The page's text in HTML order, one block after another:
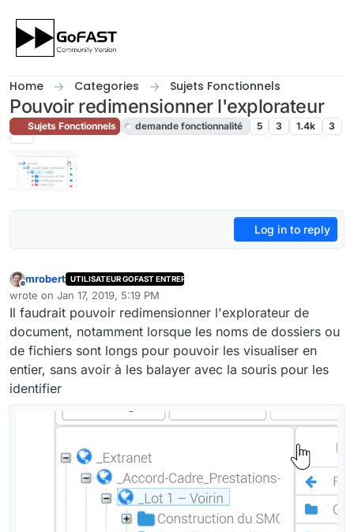
Home Categories Sujets Fonctionnels
Pouvoir redimensionner l'explorateur
Sujets Fonctionnels demande fonctionnalité 5 3 1.4k 3
Log in to reply
Offline
mrobert UTILISATEUR GOFAST ENTREPRISE
wrote on Jan 17, 2019, 5:19 PM
last edited by adminJan 17, 2019, 8:42 PM
Il faudrait pouvoir redimensionner l'explorateur de
document, notamment lorsque les noms de dossiers ou
de fichiers sont longs pour pouvoir les visualiser en
entier, sans avoir à les balayer avec la souris pour les
identifier